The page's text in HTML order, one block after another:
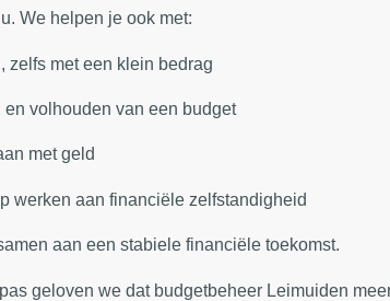
We helpen je ook met:
zelfs met een klein bedrag
en volhouden van een budget
met geld
werken aan financiële zelfstandigheid
aan een stabiele financiële toekomst.
geloven we dat budgetbeheer Leimuiden